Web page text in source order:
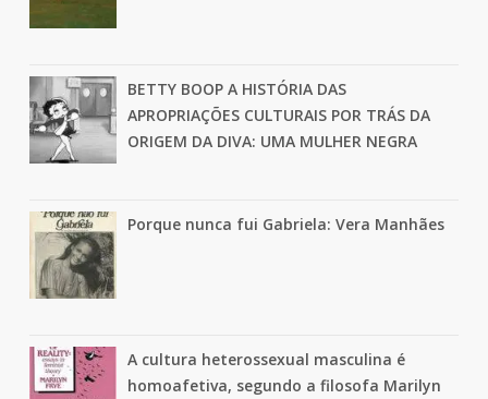
BETTY BOOP A HISTÓRIA DAS
APROPRIAÇÕES CULTURAIS POR TRÁS DA
ORIGEM DA DIVA: UMA MULHER NEGRA
Porque nunca fui Gabriela: Vera Manhães
A cultura heterossexual masculina é
homoafetiva, segundo a filosofa Marilyn